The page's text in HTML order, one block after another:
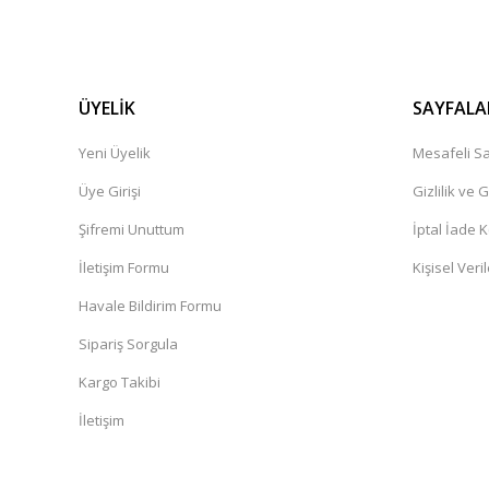
ÜYELİK
Yeni Üyelik
Üye Girişi
Şifremi Unuttum
İletişim Formu
Havale Bildirim Formu
Sipariş Sorgula
Kargo Takibi
İletişim
Mesafeli
Gizlilik ve
İptal İade
Kişisel